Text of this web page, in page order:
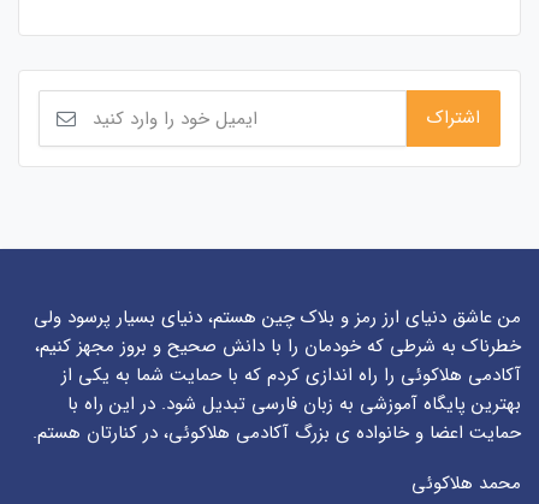
من عاشق دنیای ارز رمز و بلاک چین هستم، دنیای بسیار پرسود ولی
خطرناک به شرطی که خودمان را با دانش صحیح و بروز مجهز کنیم،
آکادمی هلاکوئی را راه اندازی کردم که با حمایت شما به یکی از
بهترین پایگاه آموزشی به زبان فارسی تبدیل شود. در این راه با
حمایت اعضا و خانواده ی بزرگ آکادمی هلاکوئی، در کنارتان هستم.
محمد هلاکوئی